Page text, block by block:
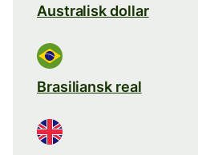
Australisk dollar
Brasiliansk real